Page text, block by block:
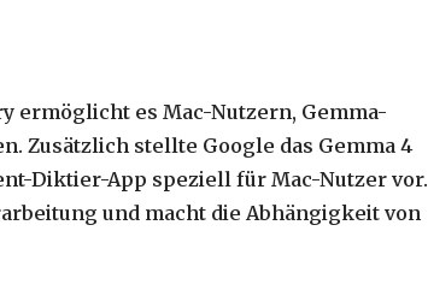
ermöglicht es Mac-Nutzern, Gemma-
Zusätzlich stellte Google das Gemma 4
Diktier-App speziell für Mac-Nutzer vor.
und macht die Abhängigkeit von